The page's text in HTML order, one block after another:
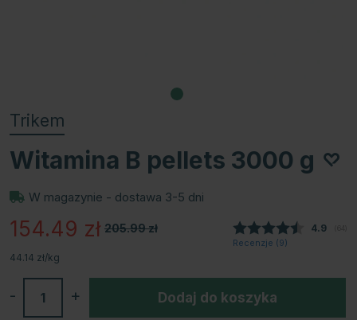
Trikem
Witamina B pellets 3000 g
W magazynie - dostawa 3-5 dni
205.99zł
154.49 zł Średnia
4.9
Recenzje (9)
44.14 zł/kg
+
- Dodaj do koszyka